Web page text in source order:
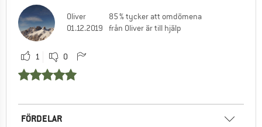
Oliver
01.12.2019
85 % tycker att omdömena
från Oliver är till hjälp
1 0
FÖRDELAR